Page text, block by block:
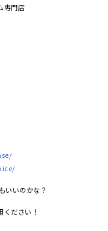
専門店
いいのかな？
ださい！